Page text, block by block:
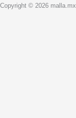
Copyright © 2026 malla.mx